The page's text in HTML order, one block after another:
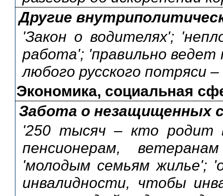
Другие
'Закон о водителях';
работа'; 'правильно ведет
любого русского потряси
Экономика, социальная
Забота о незащищенных
'250 тысяч – кто родит
пенсионерам,
'молодым семьям жилье';
инвалидности, чтобы